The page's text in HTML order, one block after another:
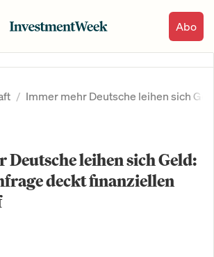
Abo
Immer mehr Deutsche leihen sich
leihen sich Geld:
deckt finanziellen